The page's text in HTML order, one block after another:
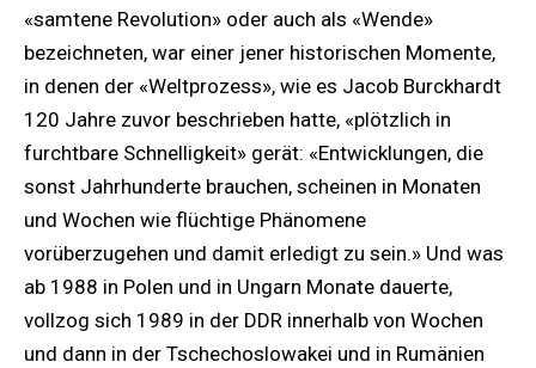
«samtene Revolution» oder auch als «Wende»
bezeichneten, war einer jener historischen Momente,
in denen der «Weltprozess», wie es Jacob Burckhardt
120 Jahre zuvor beschrieben hatte, «plötzlich in
furchtbare Schnelligkeit» gerät: «Entwicklungen, die
sonst Jahrhunderte brauchen, scheinen in Monaten
und Wochen wie flüchtige Phänomene
vorüberzugehen und damit erledigt zu sein.» Und was
ab 1988 in Polen und in Ungarn Monate dauerte,
vollzog sich 1989 in der DDR innerhalb von Wochen
und dann in der Tschechoslowakei und in Rumänien